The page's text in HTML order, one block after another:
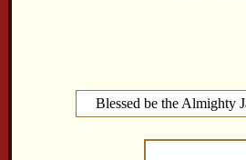
Blessed be the Almighty